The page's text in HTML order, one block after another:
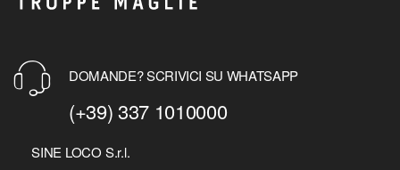
DOMANDE? SCRIVICI SU WHATSAPP
(+39) 337 1010000
SINE LOCO S.r.l.